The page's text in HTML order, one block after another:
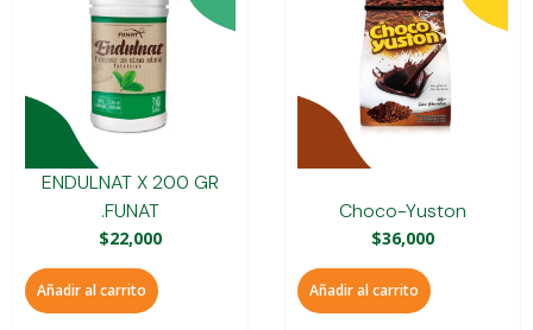
ENDULNAT X 200 GR
.FUNAT
$22,000
Añadir al carrito
Choco-Yuston
$36,000
Añadir al carrito